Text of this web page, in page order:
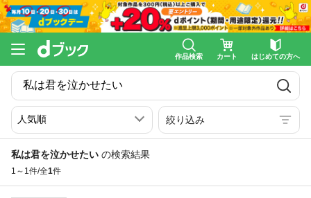
作品検索 カート はじめての方へ
絞り込み
私は君を泣かせたい の検索結果
1～1件/全1件